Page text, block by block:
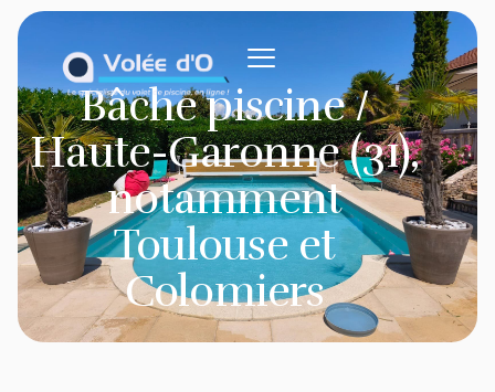
principal
Bâche piscine /
Haute-Garonne (31),
notamment
Toulouse et
Colomiers